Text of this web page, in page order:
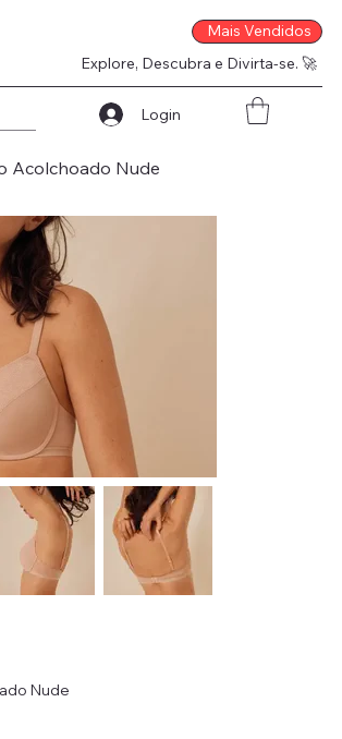
Explore, Descubra e Divirta-se. 🚀
Mais Vendidos
Login
Acolchoado Nude
Nude